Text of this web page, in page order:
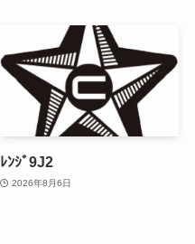
ﾚﾝｼﾞ9J2
2026年8月6日